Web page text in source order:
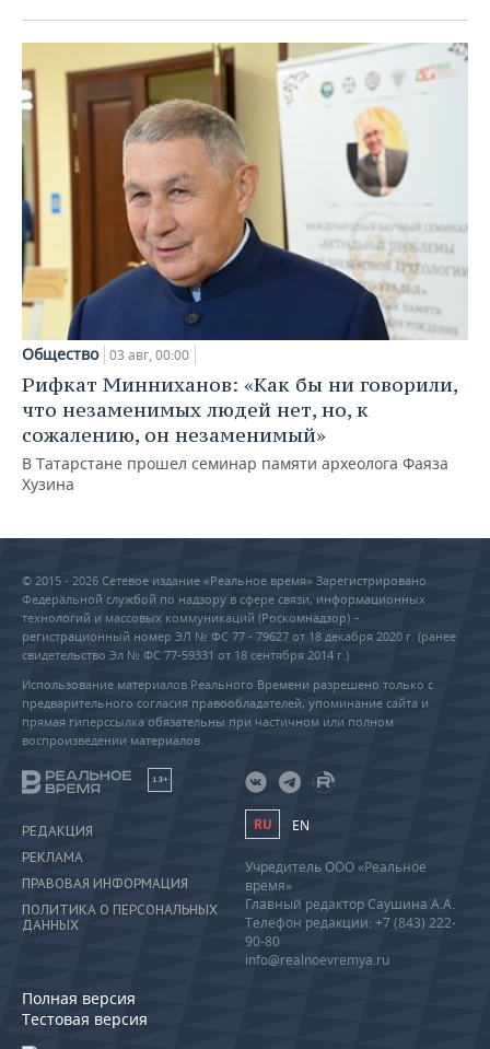
Общество 03 авг, 00:00
Рифкат Минниханов: «Как бы ни говорили,
что незаменимых людей нет, но, к
сожалению, он незаменимый»
В Татарстане прошел семинар памяти археолога Фаяза
Хузина
© 2015 - 2026 Сетевое издание «Реальное время» Зарегистрировано
Федеральной службой по надзору в сфере связи, информационных
технологий и массовых коммуникаций (Роскомнадзор) –
регистрационный номер ЭЛ № ФС 77 - 79627 от 18 декабря 2020 г. (ранее
свидетельство Эл № ФС 77-59331 от 18 сентября 2014 г.)
Использование материалов Реального Времени разрешено только с
предварительного согласия правообладателей, упоминание сайта и
прямая гиперссылка обязательны при частичном или полном
воспроизведении материалов.
18+
РЕДАКЦИЯ
РЕКЛАМА
ПРАВОВАЯ ИНФОРМАЦИЯ
ПОЛИТИКА О ПЕРСОНАЛЬНЫХ
ДАННЫХ
Полная версия
Тестовая версия
RU EN
Учредитель ООО «Реальное
время»
Главный редактор Саушина А.А.
Телефон редакции: +7 (843) 222-
90-80
info@realnoevremya.ru